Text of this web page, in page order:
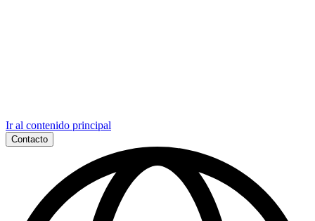
Ir al contenido principal
Contacto